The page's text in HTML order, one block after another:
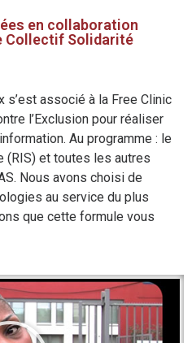
en collaboration
Collectif Solidarité
s’est associé à la Free Clinic
l’Exclusion pour réaliser
Au programme : le
(RIS) et toutes les autres
Nous avons choisi de
au service du plus
que cette formule vous